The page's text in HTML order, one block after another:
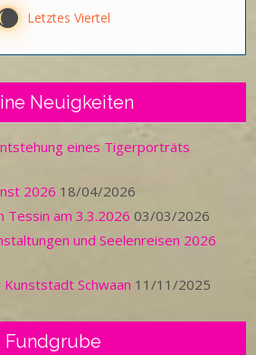
Letztes Viertel
Neuigkeiten
eines Tigerporträts
2026 18/04/2026
Tessin am 3.3.2026 03/03/2026
und Seelenreisen 2026
Schwaan 11/11/2025
Fundgrube